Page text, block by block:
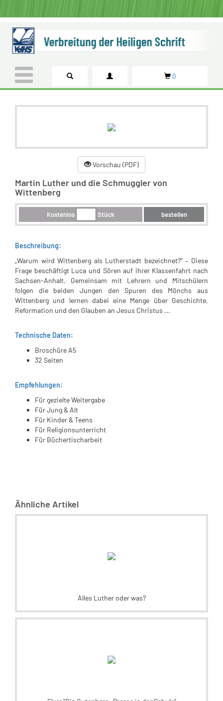
0
Vorschau (PDF)
Martin Luther und die Schmuggler von
Wittenberg
Kostenlos Stück bestellen
Beschreibung:
„Warum wird Wittenberg als Lutherstadt bezeichnet?" – Diese
Frage beschäftigt Luca und Sören auf ihrer Klassenfahrt nach
Sachsen-Anhalt. Gemeinsam mit Lehrern und Mitschülern
folgen die beiden Jungen den Spuren des Mönchs aus
Wittenberg und lernen dabei eine Menge über Geschichte,
Reformation und den Glauben an Jesus Christus ...
Technische Daten:
Broschüre A5
32 Seiten
Empfehlungen:
Für gezielte Weitergabe
Für Jung & Alt
Für Kinder & Teens
Für Religionsunterricht
Für Büchertischarbeit
Ähnliche Artikel
Alles Luther oder was?